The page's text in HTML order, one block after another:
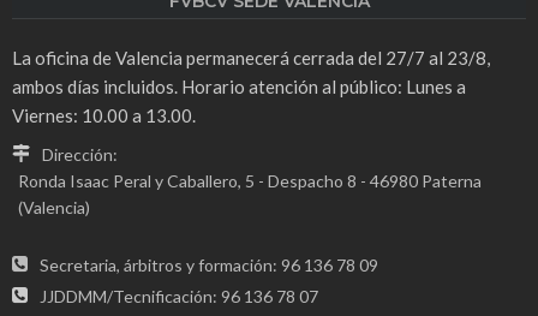
La oficina de Valencia permanecerá cerrada del 27/7 al 23/8,
ambos días incluidos. Horario atención al público: Lunes a
Viernes: 10.00 a 13.00.
Dirección:
Ronda Isaac Peral y Caballero, 5 - Despacho 8 - 46980 Paterna
(Valencia)
Secretaria, árbitros y formación: 96 136 78 09
JJDDMM/Tecnificación: 96 136 78 07